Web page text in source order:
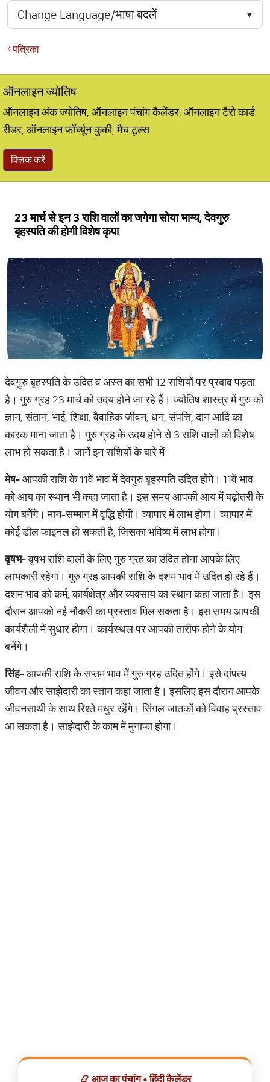
पत्रिका
ऑनलाइन ज्योतिष
ऑनलाइन अंक ज्योतिष, ऑनलाइन पंचांग कैलेंडर, ऑनलाइन टैरो कार्ड
रीडर, ऑनलाइन फॉर्च्यून कुकी, मैच टूल्स
क्लिक करें
23 मार्च से इन 3 राशि वालों का जगेगा सोया भाग्य, देवगुरु
बृहस्पति की होगी विशेष कृपा
देवगुरु बृहस्पति के उदित व अस्त का सभी 12 राशियों पर प्रबाव पड़ता
है। गुरु ग्रह 23 मार्च को उदय होने जा रहे हैं। ज्योतिष शास्त्र में गुरु को
ज्ञान, संतान, भाई, शिक्षा, वैवाहिक जीवन, धन, संपत्ति, दान आदि का
कारक माना जाता है। गुरु ग्रह के उदय होने से 3 राशि वालों को विशेष
लाभ हो सकता है। जानें इन राशियों के बारे में-
मेष-आपकी राशि के 11वें भाव में देवगुरु बृहस्पति उदित होंगे। 11वें भाव
को आय का स्थान भी कहा जाता है। इस समय आपकी आय में बढ़ोतरी के
योग बनेंगे। मान-सम्मान में वृद्धि होगी। व्यापार में लाभ होगा। व्यापार में
कोई डील फाइनल हो सकती है, जिसका भविष्य में लाभ होगा।
वृषभ-वृषभ राशि वालों के लिए गुरु ग्रह का उदित होना आपके लिए
लाभकारी रहेगा। गुरु ग्रह आपकी राशि के दशम भाव में उदित हो रहे हैं।
दशम भाव को कर्म, कार्यक्षेत्र और व्यवसाय का स्थान कहा जाता है। इस
दौरान आपको नई नौकरी का प्रस्ताव मिल सकता है। इस समय आपकी
कार्यशैली में सुधार होगा। कार्यस्थल पर आपकी तारीफ होने के योग
बनेंगे।
सिंह-आपकी राशि के सप्तम भाव में गुरु ग्रह उदित होंगे। इसे दांपत्य
जीवन और साझेदारी का स्तान कहा जाता है। इसलिए इस दौरान आपके
जीवनसाथी के साथ रिश्ते मधुर रहेंगे। सिंगल जातकों को विवाह प्रस्ताव
आ सकता है। साझेदारी के काम में मुनाफा होगा।
📿 आज का पंचांग • हिंदी कैलेंडर